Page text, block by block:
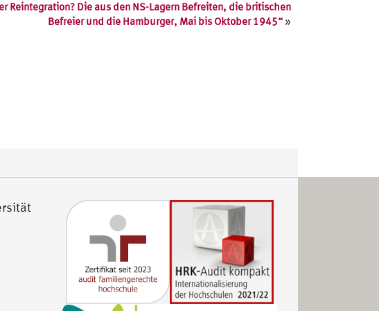
Reintegration? Die aus den NS-Lagern Befreiten, die britischen
Befreier und die Hamburger, Mai bis Oktober 1945“ »